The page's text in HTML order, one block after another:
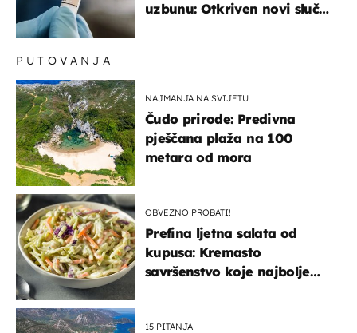
uzbunu: Otkriven novi slučaj
PUTOVANJA
NAJMANJA NA SVIJETU
Čudo prirode: Predivna
pješčana plaža na 100
metara od mora
OBVEZNO PROBATI!
Prefina ljetna salata od
kupusa: Kremasto
savršenstvo koje najbolje
15 PITANJA